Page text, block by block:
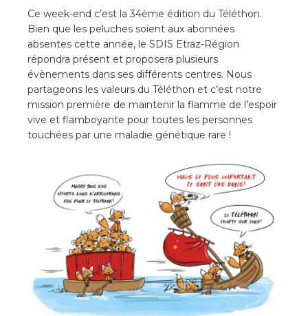
Ce week-end c’est la 34ème édition du Téléthon.
Bien que les peluches soient aux abonnées
absentes cette année, le SDIS Etraz-Région
répondra présent et proposera plusieurs
évènements dans ses différents centres. Nous
partageons les valeurs du Téléthon et c’est notre
mission première de maintenir la flamme de l’espoir
vive et flamboyante pour toutes les personnes
touchées par une maladie génétique rare !